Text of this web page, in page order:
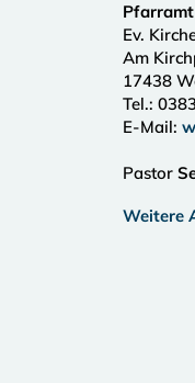
Ev.
Am
17438
Tel.:
E-Mail:
Pastor
Weitere